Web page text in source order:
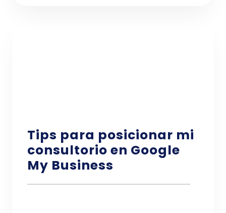
Tips para posicionar mi
consultorio en Google
My Business